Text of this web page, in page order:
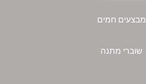
מבצעים חמים
שוברי מתנה